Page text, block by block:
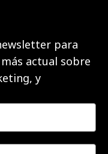
para
actual sobre
y